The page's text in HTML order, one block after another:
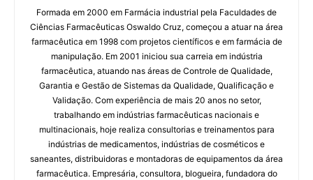
Formada em 2000 em Farmácia industrial pela Faculdades de
Ciências Farmacêuticas Oswaldo Cruz, começou a atuar na área
farmacêutica em 1998 com projetos científicos e em farmácia de
manipulação. Em 2001 iniciou sua carreia em indústria
farmacêutica, atuando nas áreas de Controle de Qualidade,
Garantia e Gestão de Sistemas da Qualidade, Qualificação e
Validação. Com experiência de mais 20 anos no setor,
trabalhando em indústrias farmacêuticas nacionais e
multinacionais, hoje realiza consultorias e treinamentos para
indústrias de medicamentos, indústrias de cosméticos e
saneantes, distribuidoras e montadoras de equipamentos da área
farmacêutica. Empresária, consultora, blogueira, fundadora do